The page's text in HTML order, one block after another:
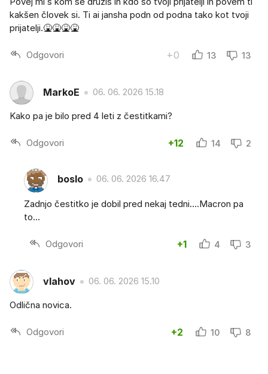
kakšen človek si. Ti ai jansha podn od podna tako kot tvoji
prijatelji.🤮🤮🤮🤮
Odgovori +0 13 13
MarkoE 06. 06. 2026 15.18
Kako pa je bilo pred 4 leti z čestitkami?
Odgovori +12 14 2
boslo 06. 06. 2026 16.47
Zadnjo čestitko je dobil pred nekaj tedni....Macron pa
to...
Odgovori +1 4 3
vlahov 06. 06. 2026 15.10
Odlična novica.
Odgovori +2 10 8